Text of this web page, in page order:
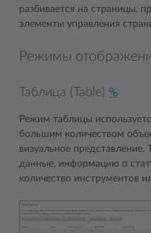
разбивается на страницы,
элементы управления
Режимы
Таблица (Table)
Режим таблицы
большим количеством
визуальное представление.
данные, информацию о
количество инструментов